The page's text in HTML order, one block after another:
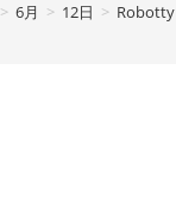
> 6月 > 12日 > Robotty